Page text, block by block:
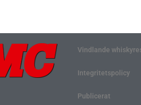
Vindlande
Integritetspolicy
Publicerat